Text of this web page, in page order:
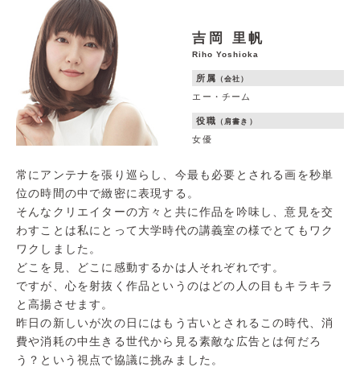
吉岡 里帆
Riho Yoshioka
所属 （会社）
エー・チーム
役職 （肩書き）
女優
常にアンテナを張り巡らし、今最も必要とされる画を秒単
位の時間の中で緻密に表現する。
そんなクリエイターの方々と共に作品を吟味し、意見を交
わすことは私にとって大学時代の講義室の様でとてもワク
ワクしました。
どこを見、どこに感動するかは人それぞれです。
ですが、心を射抜く作品というのはどの人の目もキラキラ
と高揚させます。
昨日の新しいが次の日にはもう古いとされるこの時代、消
費や消耗の中生きる世代から見る素敵な広告とは何だろ
う？という視点で協議に挑みました。